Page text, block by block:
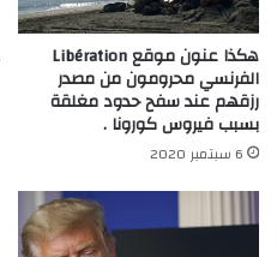
هكذا عنون موقع Libération
الفرنسي محرومون من مصدر
رزقهم عند سفح حدود مغلقة
بسبب فيروس كورونا .
6 سبتمبر 2020